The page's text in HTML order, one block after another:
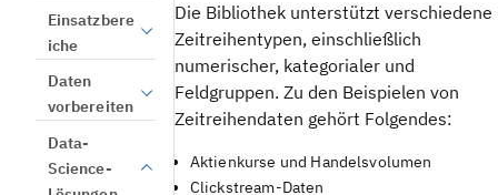
Einsatzbere
iche
Daten
vorbereiten
Data-
Science-
Die Bibliothek unterstützt verschiedene
Zeitreihentypen, einschließlich
numerischer, kategorialer und
Feldgruppen. Zu den Beispielen von
Zeitreihendaten gehört Folgendes:
Aktienkurse und Handelsvolumen
Clickstream-Daten